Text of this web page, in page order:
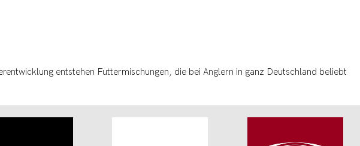
entstehen Futtermischungen, die bei Anglern in ganz Deutschland beliebt